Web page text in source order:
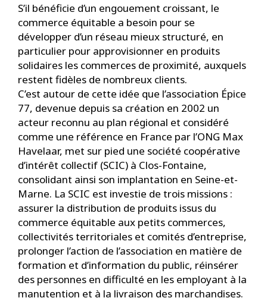
S’il bénéficie d’un engouement croissant, le
commerce équitable a besoin pour se
développer d’un réseau mieux structuré, en
particulier pour approvisionner en produits
solidaires les commerces de proximité, auxquels
restent fidèles de nombreux clients.
C’est autour de cette idée que l’association Épice
77, devenue depuis sa création en 2002 un
acteur reconnu au plan régional et considéré
comme une référence en France par l’ONG Max
Havelaar, met sur pied une société coopérative
d’intérêt collectif (SCIC) à Clos-Fontaine,
consolidant ainsi son implantation en Seine-et-
Marne. La SCIC est investie de trois missions :
assurer la distribution de produits issus du
commerce équitable aux petits commerces,
collectivités territoriales et comités d’entreprise,
prolonger l’action de l’association en matière de
formation et d’information du public, réinsérer
des personnes en difficulté en les employant à la
manutention et à la livraison des marchandises.